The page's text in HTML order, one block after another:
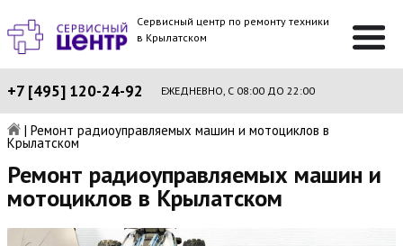
Сервисный центр по ремонту техники
в Крылатском
+7 [495] 120-24-92 ЕЖЕДНЕВНО, С 08:00 ДО 22:00
| Ремонт радиоуправляемых машин и мотоциклов в
Крылатском
Ремонт радиоуправляемых машин и
мотоциклов в Крылатском